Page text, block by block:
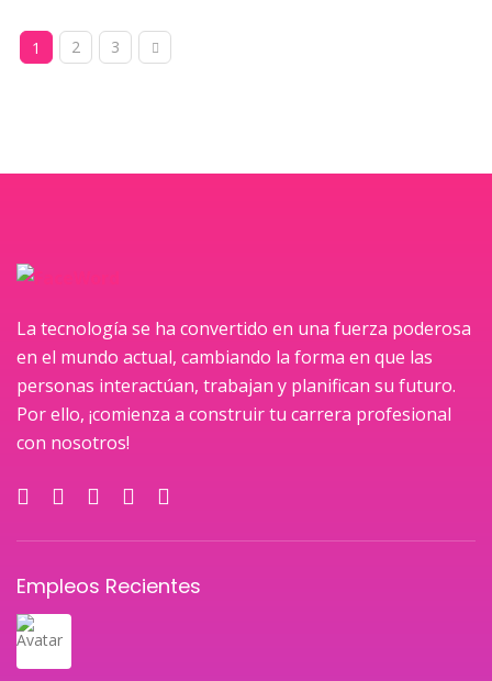
1 2 3
La tecnología se ha convertido en una fuerza poderosa
en el mundo actual, cambiando la forma en que las
personas interactúan, trabajan y planifican su futuro.
Por ello, ¡comienza a construir tu carrera profesional
con nosotros!
Empleos Recientes